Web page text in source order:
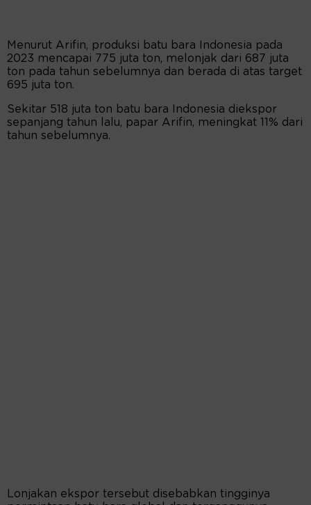
Menurut Arifin, produksi batu bara Indonesia pada
2023 mencapai 775 juta ton, melonjak dari 687 juta
ton pada tahun sebelumnya dan berada di atas target
695 juta ton.
Sekitar 518 juta ton batu bara Indonesia diekspor
sepanjang tahun lalu, papar Arifin, meningkat 11% dari
tahun sebelumnya.
Lonjakan ekspor tersebut disebabkan tingginya